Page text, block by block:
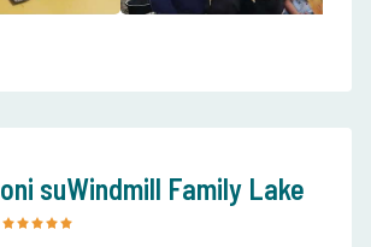
suWindmill Family Lake